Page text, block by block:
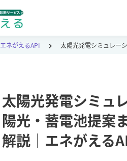
エネがえるAPI 太陽光発電シミュレー
太陽光発電シミュ
陽光・蓄電池提案
解説｜エネがえる